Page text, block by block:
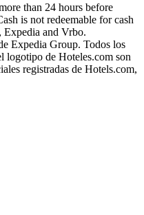
than 24 hours before
is not redeemable for cash
Expedia and Vrbo.
Expedia Group. Todos los
logotipo de Hoteles.com son
registradas de Hotels.com,